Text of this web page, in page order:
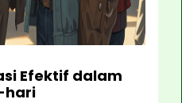
Efektif dalam
hari